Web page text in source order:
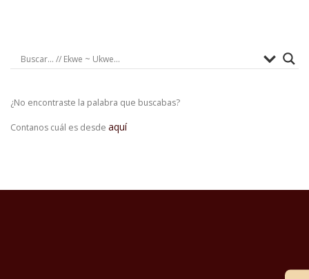
¿No encontraste la palabra que buscabas?
Contanos cuál es desde aquí